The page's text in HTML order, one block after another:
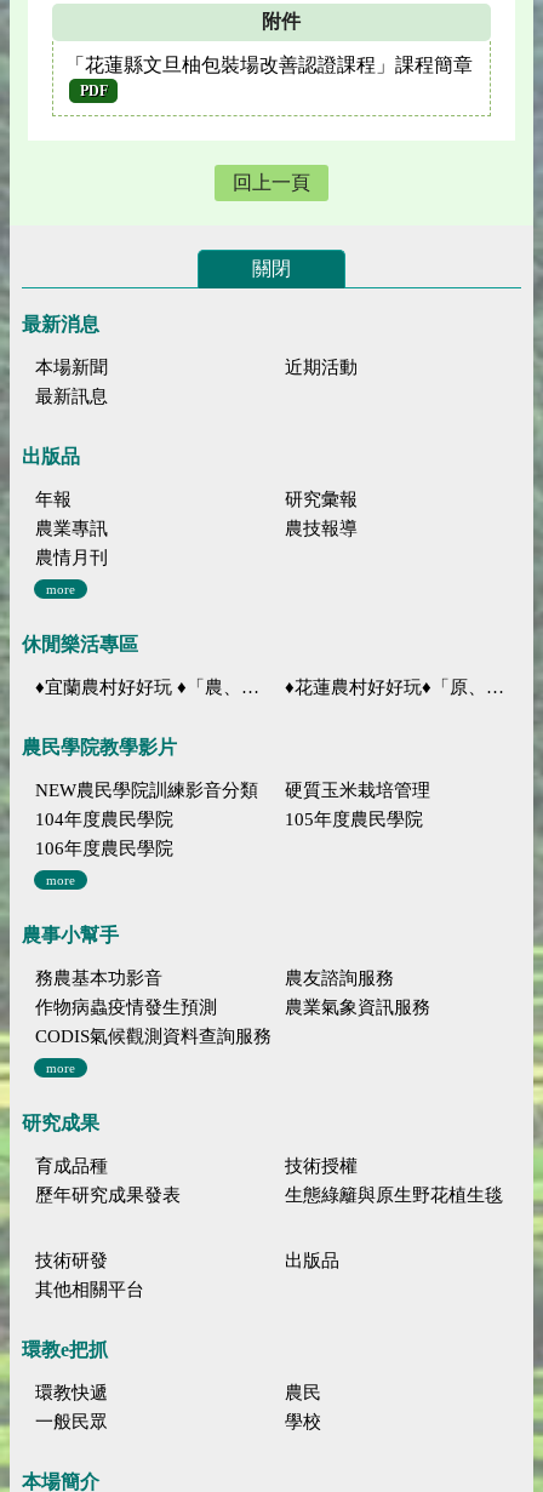
附件
「花蓮縣文旦柚包裝場改善認證課程」課程簡章
PDF
回上一頁
關閉
最新消息
本場新聞
近期活動
最新訊息
出版品
年報
研究彙報
農業專訊
農技報導
農情月刊
more
休閒樂活專區
♦宜蘭農村好好玩 ♦「農、藝、山、水」四條遊程推薦 ♦花蓮農村好好玩♦「原、生、慢、活」四條遊程推薦
農民學院教學影片
NEW農民學院訓練影音分類
硬質玉米栽培管理
104年度農民學院
105年度農民學院
106年度農民學院
more
農事小幫手
務農基本功影音
農友諮詢服務
作物病蟲疫情發生預測
農業氣象資訊服務
CODIS氣候觀測資料查詢服務
more
研究成果
育成品種
技術授權
歷年研究成果發表
生態綠籬與原生野花植生毯
技術研發
出版品
其他相關平台
環教e把抓
環教快遞
農民
一般民眾
學校
本場簡介